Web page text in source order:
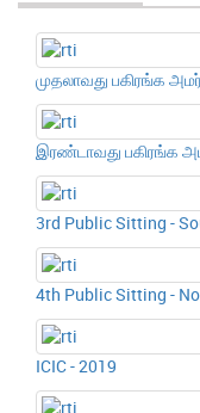
முதலாவது பகிரங்க
இரண்டாவது பகிரங்க
3rd Public Sitting -
4th Public Sitting -
ICIC - 2019